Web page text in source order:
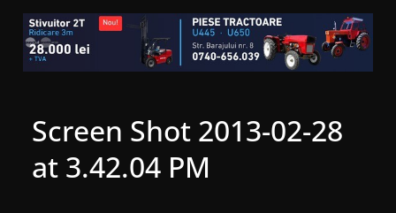
Screen Shot 2013-02-28
at 3.42.04 PM